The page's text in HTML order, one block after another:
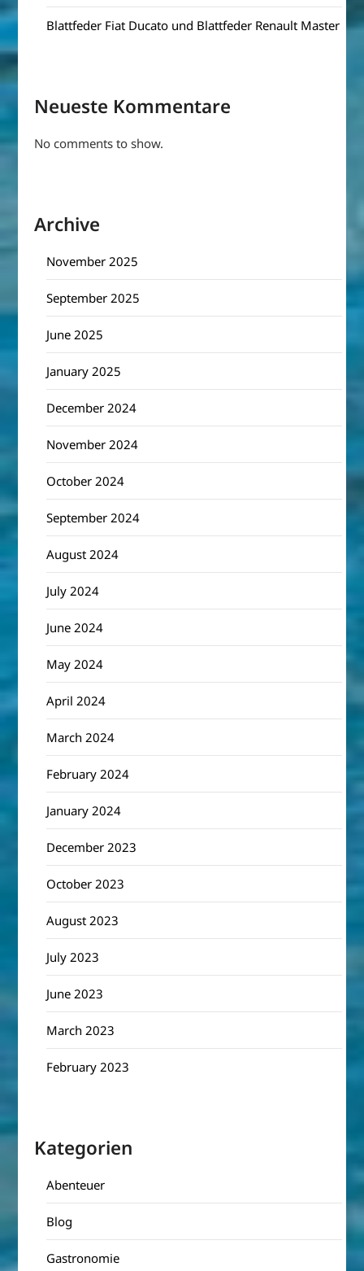
Blattfeder Fiat Ducato und Blattfeder Renault Master
Neueste Kommentare
No comments to show.
Archive
November 2025
September 2025
June 2025
January 2025
December 2024
November 2024
October 2024
September 2024
August 2024
July 2024
June 2024
May 2024
April 2024
March 2024
February 2024
January 2024
December 2023
October 2023
August 2023
July 2023
June 2023
March 2023
February 2023
Kategorien
Abenteuer
Blog
Gastronomie